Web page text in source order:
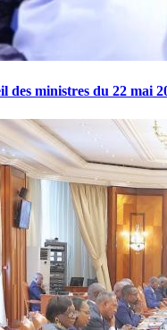
des ministres du 22 mai